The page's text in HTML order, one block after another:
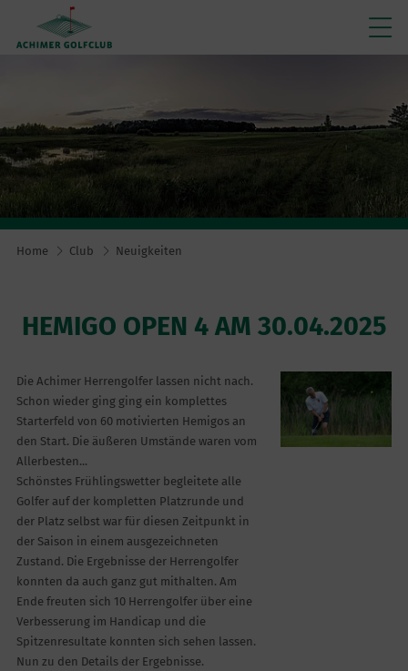
Home Club Neuigkeiten
HEMIGO OPEN 4 AM 30.04.2025
Die Achimer Herrengolfer lassen nicht nach.
Schon wieder ging ging ein komplettes
Starterfeld von 60 motivierten Hemigos an
den Start. Die äußeren Umstände waren vom
Allerbesten...
Schönstes Frühlingswetter begleitete alle
Golfer auf der kompletten Platzrunde und
der Platz selbst war für diesen Zeitpunkt in
der Saison in einem ausgezeichneten
Zustand. Die Ergebnisse der Herrengolfer
konnten da auch ganz gut mithalten. Am
Ende freuten sich 10 Herrengolfer über eine
Verbesserung im Handicap und die
Spitzenresultate konnten sich sehen lassen.
Nun zu den Details der Ergebnisse.